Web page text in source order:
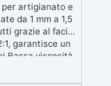
artigianato e
da 1 mm a 1,5
grazie al facile
garantisce un
Bassa viscosità
con